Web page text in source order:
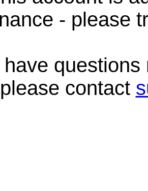
- please
have
please contact